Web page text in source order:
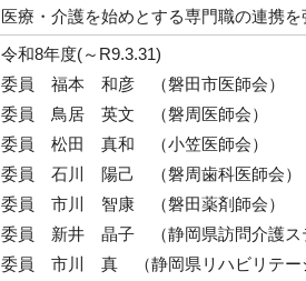
医療・介護を始めとする専門職の連携
令和8年度(～R9.3.31)
委員 福本 和彦 （磐田市医師会）
委員 鳥居 英文 （磐周医師会）
委員 松田 真和 （小笠医師会）
委員 石川 陽己 （磐周歯科医師会）
委員 市川 智康 （磐田薬剤師会）
委員 新井 晶子 （静岡県訪問介護ス
委員 市川 真 （静岡県リハビリテー